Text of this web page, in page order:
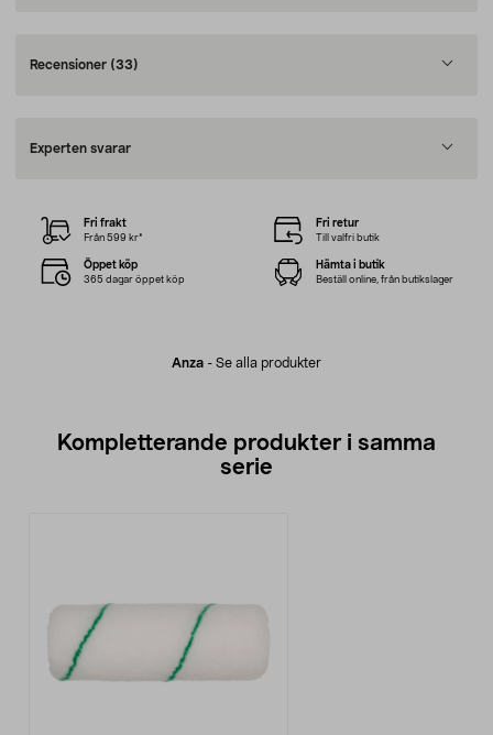
Recensioner (33)
Experten svarar
Anza - Se alla produkter
Fri frakt
Från 599 kr*
Fri retur
Till valfri butik
Öppet köp
365 dagar öppet köp
Hämta i butik
Beställ online, från butikslager
Kompletterande produkter i samma
serie